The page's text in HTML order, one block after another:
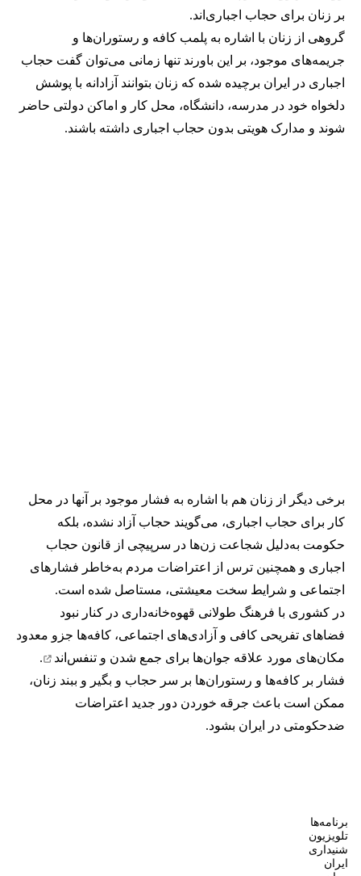
بر زنان برای حجاب اجباری‌اند.
گروهی از زنان با اشاره به پلمب کافه و رستوران‌ها و
جریمه‌های موجود، بر این باورند تنها زمانی می‌توان گفت حجاب
اجباری در ایران برچیده شده که زنان بتوانند آزادانه با پوشش
دلخواه خود در مدرسه، دانشگاه، محل کار و اماکن دولتی حاضر
شوند و مدارک هویتی بدون حجاب اجباری داشته باشند.
برخی دیگر از زنان هم با اشاره به فشار موجود بر آنها در محل
کار برای حجاب اجباری، می‌گویند حجاب آزاد نشده، بلکه
حکومت به‌دلیل شجاعت زن‌ها در سرپیچی از قانون حجاب
اجباری و همچنین ترس از اعتراضات مردم به‌خاطر فشارهای
اجتماعی و شرایط سخت معیشتی، مستاصل شده است.
در کشوری با فرهنگ طولانی قهوه‌‌خانه‌داری در کنار نبود
فضاهای تفریحی کافی و آزادی‌های اجتماعی، کافه‌ها جزو معدود
مکان‌های مورد علاقه جوان‌ها برای جمع شدن و تنفس‌اند
.
فشار بر کافه‌ها و رستوران‌ها بر سر حجاب و بگیر و ببند زنان،
ممکن است باعث جرقه خوردن دور جدید اعتراضات
ضدحکومتی در ایران بشود.
برنامه‌ها
تلویزیون
شنیداری
ایران